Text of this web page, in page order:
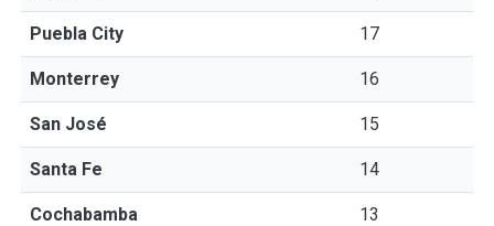
Puebla City 17
Monterrey 16
San José 15
Santa Fe 14
Cochabamba 13